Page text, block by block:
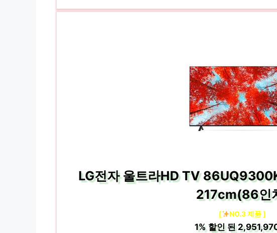
LG전자 울트라HD TV
217cm(86인
[ NO.3 제품 ]
1%할인 된